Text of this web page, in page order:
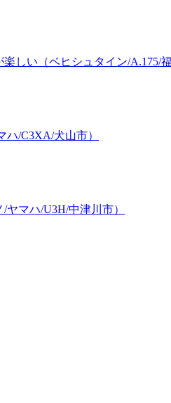
しい（ベヒシュタイン/A.175/福
/C3XA/犬山市）
マハ/U3H/中津川市）